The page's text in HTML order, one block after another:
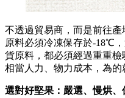
不透過貿易商，而是前往
原料必須冷凍保存於-18℃
貨原料，都必須經過重重
相當人力、物力成本，為的
選對好堅果：嚴選、慢烘